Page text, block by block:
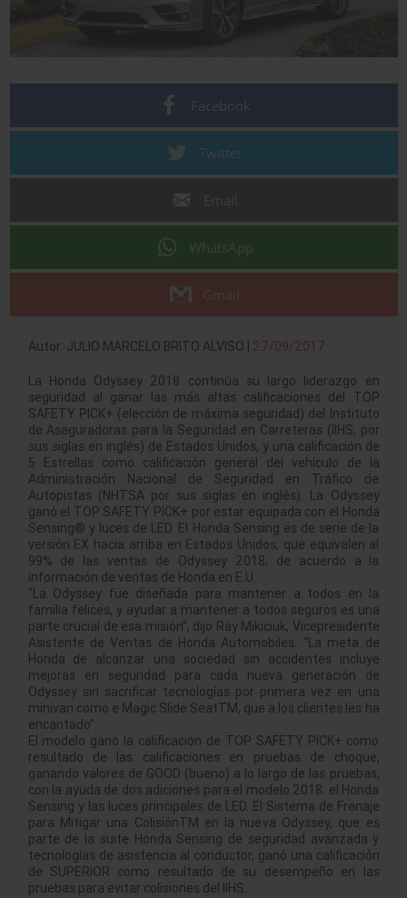
Facebook
Twitter
WhatsApp
Gmail
Autor: JULIO MARCELO BRITO ALVISO | 27/09/2017
La Honda Odyssey 2018 continúa su largo liderazgo en
seguridad al ganar las más altas calificaciones del TOP
SAFETY PICK+ (elección de máxima seguridad) del Instituto
de Aseguradoras para la Seguridad en Carreteras (IIHS, por
sus siglas en inglés) de Estados Unidos, y una calificación de
5 Estrellas como calificación general del vehículo de la
Administración Nacional de Seguridad en Tráfico de
Autopistas (NHTSA por sus siglas en inglés). La Odyssey
ganó el TOP SAFETY PICK+ por estar equipada con el Honda
Sensing® y luces de LED. El Honda Sensing es de serie de la
versión EX hacia arriba en Estados Unidos, que equivalen al
99% de las ventas de Odyssey 2018, de acuerdo a la
información de ventas de Honda en E.U.
“La Odyssey fue diseñada para mantener a todos en la
familia felices, y ayudar a mantener a todos seguros es una
parte crucial de esa misión”, dijo Ray Mikiciuk, Vicepresidente
Asistente de Ventas de Honda Automobiles. “La meta de
Honda de alcanzar una sociedad sin accidentes incluye
mejoras en seguridad para cada nueva generación de
Odyssey sin sacrificar tecnologías por primera vez en una
minivan como e Magic Slide SeatTM, que a los clientes les ha
encantado”.
El modelo ganó la calificación de TOP SAFETY PICK+ como
resultado de las calificaciones en pruebas de choque,
ganando valores de GOOD (bueno) a lo largo de las pruebas,
con la ayuda de dos adiciones para el modelo 2018: el Honda
Sensing y las luces principales de LED. El Sistema de Frenaje
para Mitigar una ColisiónTM en la nueva Odyssey, que es
parte de la suite Honda Sensing de seguridad avanzada y
tecnologías de asistencia al conductor, ganó una calificación
de SUPERIOR como resultado de su desempeño en las
pruebas para evitar colisiones del IIHS.